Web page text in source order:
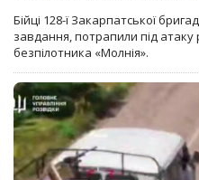
Бійці 128-ї Закарпатської
завдання, потрапили під атаку
безпілотника «Молнія».